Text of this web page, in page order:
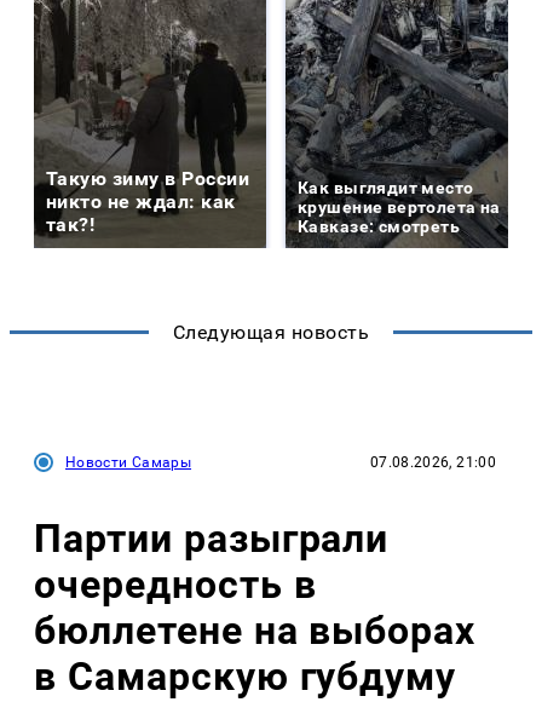
Такую зиму в России
никто не ждал: как
так?!
Как выглядит место
крушение вертолета на
Кавказе: смотреть
Следующая новость
Новости Самары 07.08.2026, 21:00
Партии разыграли
очередность в
бюллетене на выборах
в Самарскую губдуму